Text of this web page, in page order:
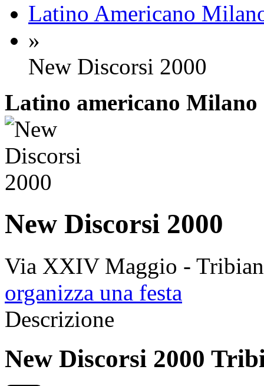
Latino Americano
»
New Discorsi 2000
Latino americano Milano
New Discorsi 2000
Via XXIV Maggio -
organizza una festa
Descrizione
New Discorsi 2000